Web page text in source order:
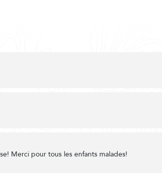
Merci pour tous les enfants malades!